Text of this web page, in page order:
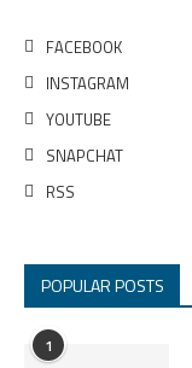
FACEBOOK
INSTAGRAM
YOUTUBE
SNAPCHAT
RSS
POPULAR POSTS
1